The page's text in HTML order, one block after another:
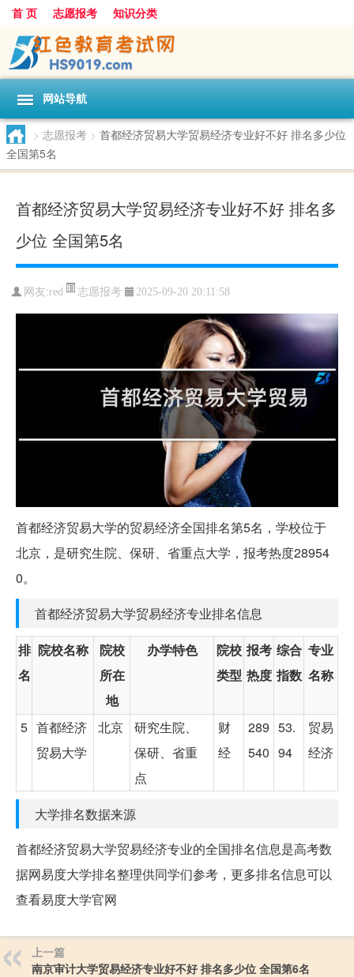
首 页 志愿报考 知识分类
网站导航
> 志愿报考 > 首都经济贸易大学贸易经济专业好不好 排名多少位
全国第5名
首都经济贸易大学贸易经济专业好不好 排名多
少位 全国第5名
网友:red 志愿报考 2025-09-20 20:11:58
首都经济贸易大学的贸易经济全国排名第5名，学校位于
北京，是研究生院、保研、省重点大学，报考热度28954
0。
首都经济贸易大学贸易经济专业排名信息
排
名
院校名称
院校
所在
地
办学特色
院校
类型
报考
热度
综合
指数
专业
名称
5 首都经济
贸易大学
北京
研究生院、
保研、省重
点
财
经
289
540
53.
94
贸易
经济
大学排名数据来源
首都经济贸易大学贸易经济专业的全国排名信息是高考数
据网易度大学排名整理供同学们参考，更多排名信息可以
查看易度大学官网
上一篇
南京审计大学贸易经济专业好不好 排名多少位 全国第6名